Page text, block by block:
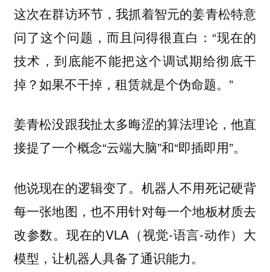
这次在群访环节，我抓着智元的姜青松特意
问了这个问题，而且问得很直白：“现在的
技术，到底能不能把这个调试期给彻底干
掉？如果不干掉，租赁就是个伪命题。”
姜青松没跟我扯太多晦涩的算法理论，他直
接提了一个概念“云端大脑”和“即插即用”。
他说现在的逻辑变了。机器人不用死记硬背
每一张地图，也不用针对每一个地板材质去
改参数。现在的VLA（视觉-语言-动作）大
模型，让机器人具备了通识能力。